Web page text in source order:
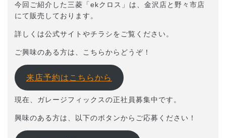
今回ご紹介した三菱「ekクロス」は、金沢店と野々市店
にて販売しております。
詳しくは公式サイトやチラシをご覧ください。
ご興味のある方は、こちらからどうぞ！
来店予約はこちらから
現在、ガレージフィックスの正社員募集中です。
興味のある方は、以下のボタンからご応募ください！